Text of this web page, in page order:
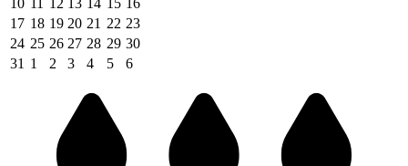
17 18 19 20 21 22 23
24 25 26 27 28 29 30
31 1 2 3 4 5 6